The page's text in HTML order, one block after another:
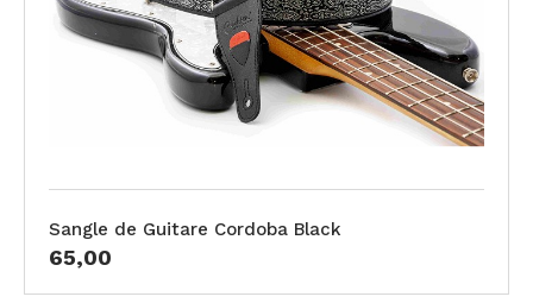
Sangle de Guitare Cordoba Black
65,00